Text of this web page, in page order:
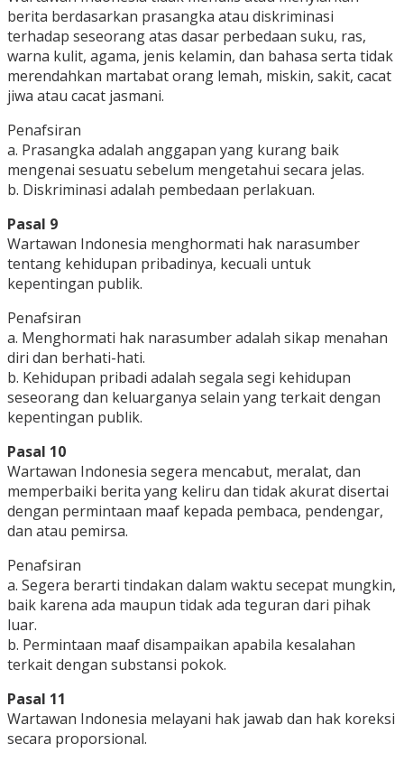
berita berdasarkan prasangka atau diskriminasi
terhadap seseorang atas dasar perbedaan suku, ras,
warna kulit, agama, jenis kelamin, dan bahasa serta tidak
merendahkan martabat orang lemah, miskin, sakit, cacat
jiwa atau cacat jasmani.
Penafsiran
a. Prasangka adalah anggapan yang kurang baik
mengenai sesuatu sebelum mengetahui secara jelas.
b. Diskriminasi adalah pembedaan perlakuan.
Pasal 9
Wartawan Indonesia menghormati hak narasumber
tentang kehidupan pribadinya, kecuali untuk
kepentingan publik.
Penafsiran
a. Menghormati hak narasumber adalah sikap menahan
diri dan berhati-hati.
b. Kehidupan pribadi adalah segala segi kehidupan
seseorang dan keluarganya selain yang terkait dengan
kepentingan publik.
Pasal 10
Wartawan Indonesia segera mencabut, meralat, dan
memperbaiki berita yang keliru dan tidak akurat disertai
dengan permintaan maaf kepada pembaca, pendengar,
dan atau pemirsa.
Penafsiran
a. Segera berarti tindakan dalam waktu secepat mungkin,
baik karena ada maupun tidak ada teguran dari pihak
luar.
b. Permintaan maaf disampaikan apabila kesalahan
terkait dengan substansi pokok.
Pasal 11
Wartawan Indonesia melayani hak jawab dan hak koreksi
secara proporsional.